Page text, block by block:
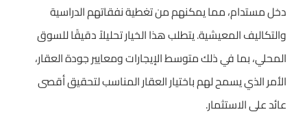
دخل مستدام، مما يمكنهم من تغطية نفقاتهم الدراسية
والتكاليف المعيشية. يتطلب هذا الخيار تحليلاً دقيقًا للسوق
المحلي، بما في ذلك متوسط الإيجارات ومعايير جودة العقار،
الأمر الذي يسمح لهم باختيار العقار المناسب لتحقيق أقصى
عائد على الاستثمار.